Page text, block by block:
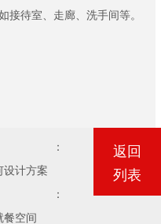
接待室、走廊、洗手间等。
设计方案
餐空间
返回
列表